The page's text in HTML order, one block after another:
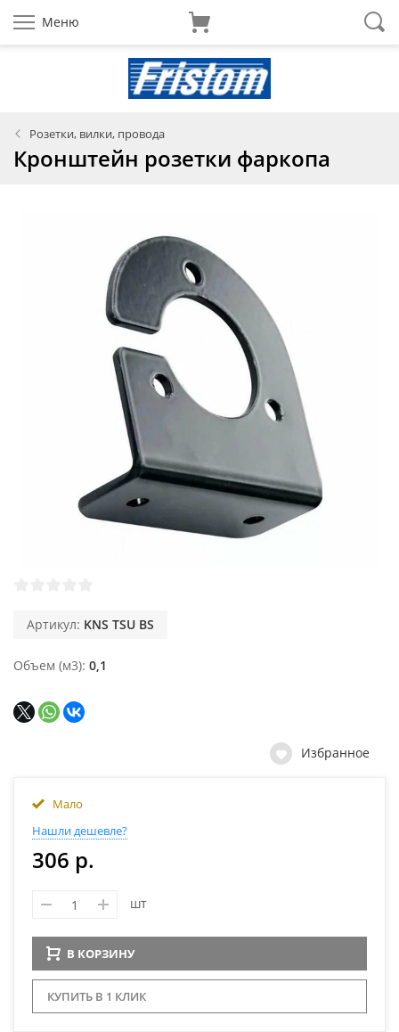
Меню
Розетки, вилки, провода
Кронштейн розетки фаркопа
Артикул: KNS TSU BS
Объем (м3) 0,1
Избранное
Мало
Нашли дешевле?
306 р.
шт
В КОРЗИНУ
КУПИТЬ В 1 КЛИК